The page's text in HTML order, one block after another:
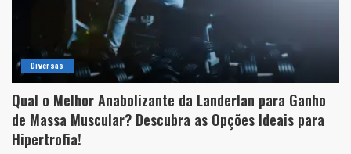
Diversas
Qual o Melhor Anabolizante da Landerlan para Ganho
de Massa Muscular? Descubra as Opções Ideais para
Hipertrofia!